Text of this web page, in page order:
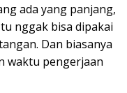
ada yang panjang,
nggak bisa dipakai
Dan biasanya
waktu pengerjaan